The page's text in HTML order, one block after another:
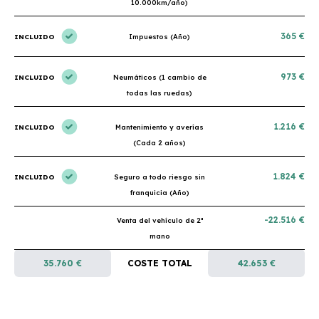
10.000km/año)
INCLUIDO Impuestos (Año) 365 €
INCLUIDO
Neumáticos (1 cambio de
todas las ruedas)
973 €
INCLUIDO
Mantenimiento y averías
(Cada 2 años)
1.216 €
INCLUIDO
Seguro a todo riesgo sin
franquicia (Año)
1.824 €
Venta del vehículo de 2ª
mano
-22.516 €
35.760 € COSTE TOTAL 42.653 €